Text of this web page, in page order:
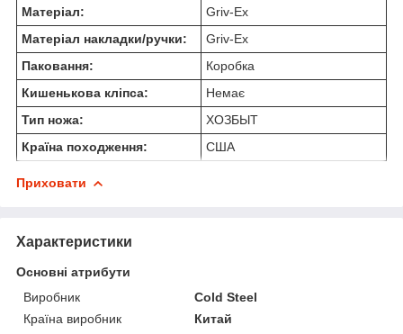
Матеріал:
Griv-Ex
Матеріал накладки/ручки:
Griv-Ex
Паковання:
Коробка
Кишенькова кліпса:
Немає
Тип ножа:
ХОЗБЫТ
Країна походження:
США
Приховати
Характеристики
Основні атрибути
Виробник
Cold Steel
Країна виробник
Китай